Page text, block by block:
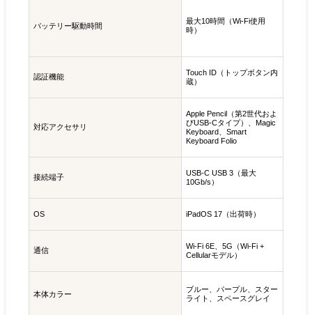
バッテリー駆動時間
最大10時間（Wi-Fi使用
時）
認証機能
Touch ID（トップボタン内
蔵）
対応アクセサリ
Apple Pencil（第2世代およ
びUSB-Cタイプ）、Magic
Keyboard、Smart
Keyboard Folio
接続端子
USB-C USB 3（最大
10Gb/s）
OS iPadOS 17（出荷時）
通信
Wi-Fi 6E、5G（Wi-Fi +
Cellularモデル）
本体カラー
ブルー、パープル、スター
ライト、スペースグレイ